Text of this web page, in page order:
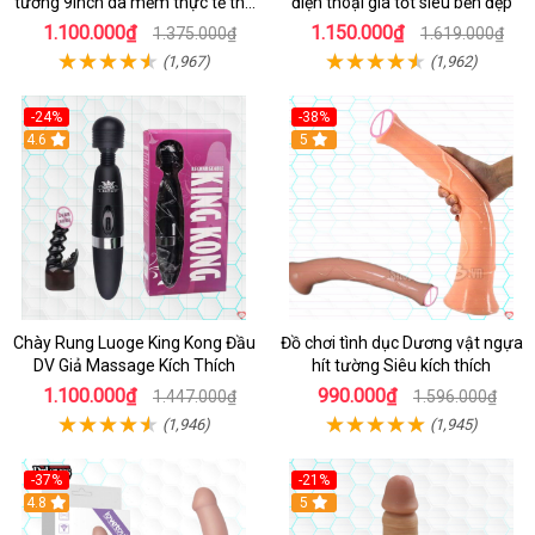
vị
1.100.000₫ 1.375.000₫
(1,967)
1.150.000₫ 1.619.000₫
(1,962)
-24%
4.6
Chày Rung Luoge King Kong Đầu
DV Giả Massage Kích Thích
1.100.000₫ 1.447.000₫
(1,946)
-38%
Hot
5
Đồ chơi tình dục Dương vật ngựa
hít tường Siêu kích thích
990.000₫ 1.596.000₫
(1,945)
-37%
Hot
4.8
-21%
Hot
5